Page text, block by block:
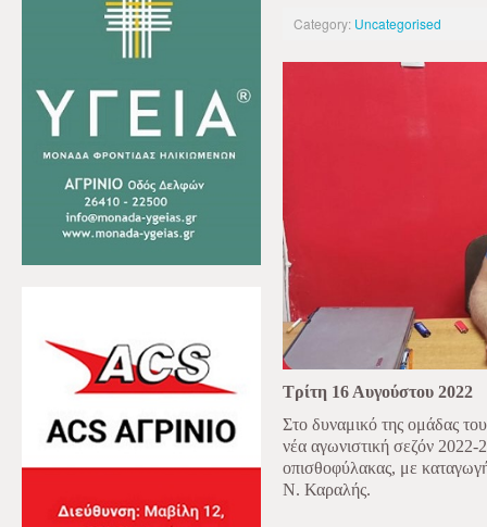
Category: Uncategorised
Τρίτη 16 Αυγούστου 2022
Στο δυναμικό της ομάδας
νέα αγωνιστική σεζόν 2022-
οπισθοφύλακας, με
Ν. Καραλής.